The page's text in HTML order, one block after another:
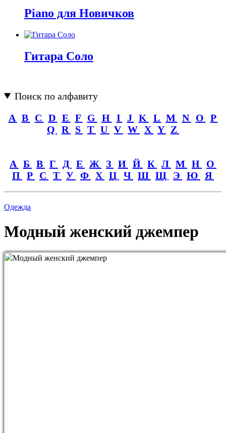
Piano для Новичков
Гитара Соло
Поиск по алфавиту
A B C D E F G H I J K L M N O
P
Q
R S T U V W X Y Z
А Б В Г Д Е Ж З И Й К Л М Н
О
П Р С Т У Ф Х Ц Ч Ш Щ Э Ю Я
Одежда
Модный женский джемпер